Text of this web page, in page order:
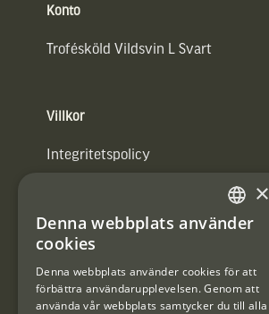
Konto
Trofésköld Vildsvin L Svart
Villkor
Integritetspolicy
#Interjaktfamily
Kundklubb
SWEDISH
×
Denna webbplats använder
cookies
Denna webbplats använder cookies för att
förbättra användarupplevelsen. Genom att
använda vår webbplats samtycker du till alla